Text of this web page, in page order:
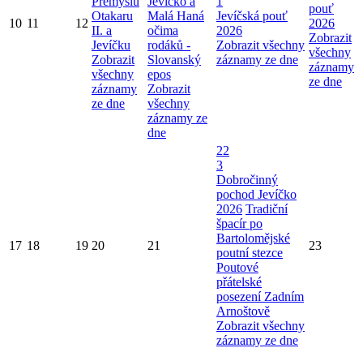
10 11 12
Otakaru
II. a
Jevíčku
Zobrazit
všechny
záznamy
ze dne
Malá Haná
očima
rodáků -
Slovanský
epos
Zobrazit
všechny
záznamy ze
dne
Jevíčská pouť
2026
Zobrazit všechny
záznamy ze dne
pouť
2026
Zobrazit
všechny
záznamy
ze dne
17 18 19 20 21
22
3
Dobročinný
pochod Jevíčko
2026 Tradiční
špacír po
Bartolomějské
poutní stezce
Poutové
přátelské
posezení Zadním
Arnoštově
Zobrazit všechny
záznamy ze dne
23